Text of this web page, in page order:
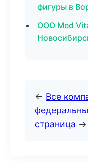
фигуры в
ООО Med
← Все
страница →